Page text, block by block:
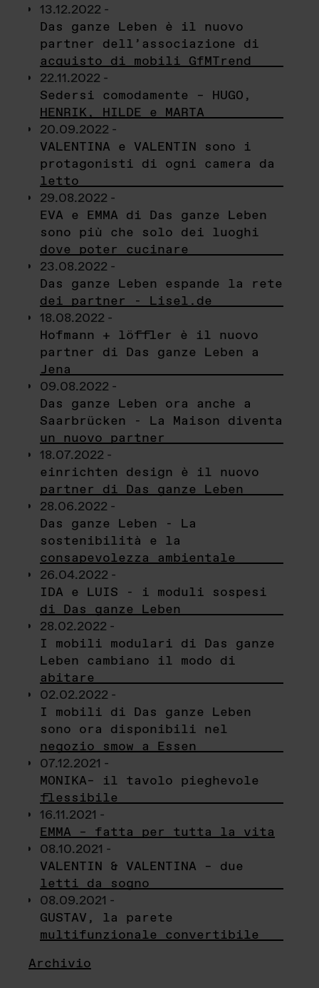
13.12.2022 -
Das ganze Leben è il nuovo
partner dell’associazione di
acquisto di mobili GfMTrend
22.11.2022 -
Sedersi comodamente – HUGO,
HENRIK, HILDE e MARTA
20.09.2022 -
VALENTINA e VALENTIN sono i
protagonisti di ogni camera da
letto
29.08.2022 -
EVA e EMMA di Das ganze Leben
sono più che solo dei luoghi
dove poter cucinare
23.08.2022 -
Das ganze Leben espande la rete
dei partner - Lisel.de
18.08.2022 -
Hofmann + löffler è il nuovo
partner di Das ganze Leben a
Jena
09.08.2022 -
Das ganze Leben ora anche a
Saarbrücken - La Maison diventa
un nuovo partner
18.07.2022 -
einrichten design è il nuovo
partner di Das ganze Leben
28.06.2022 -
Das ganze Leben - La
sostenibilità e la
consapevolezza ambientale
26.04.2022 -
IDA e LUIS - i moduli sospesi
di Das ganze Leben
28.02.2022 -
I mobili modulari di Das ganze
Leben cambiano il modo di
abitare
02.02.2022 -
I mobili di Das ganze Leben
sono ora disponibili nel
negozio smow a Essen
07.12.2021 -
MONIKA– il tavolo pieghevole
flessibile
16.11.2021 -
EMMA – fatta per tutta la vita
08.10.2021 -
VALENTIN & VALENTINA – due
letti da sogno
08.09.2021 -
GUSTAV, la parete
multifunzionale convertibile
Archivio